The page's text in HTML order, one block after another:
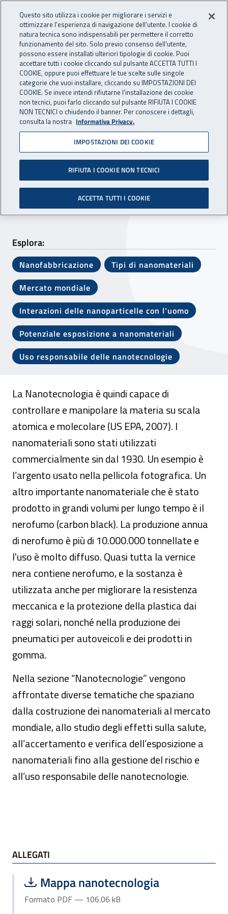
INAIL - Istituto Nazionale
PREVENZIONE
E SICUREZZA
Apri cerca
Navigazione principale
Navigazione - Ti trovi in:
Home Prevenzione E Sicurezza
Come fare per
Conoscere il rischio
Nanotecnologia
Nanotecnologia
La Nanotecnologia si occupa della creazione e
dell'utilizzo di strutture, dispositivi e sistemi
dotati di nuove proprietà e funzioni in scala
nanometrica, approssimativamente da 1 a 100
nanometri (nm).
Esplora:
Nanofabbricazione
Tipi di nanomateriali
Mercato mondiale
Interazioni delle nanoparticelle con l'uomo
Potenziale esposizione a nanomateriali
Uso responsabile delle nanotecnologie
La Nanotecnologia è quindi capace di
controllare e manipolare la materia su scala
atomica e molecolare (US EPA, 2007). I
nanomateriali sono stati utilizzati
commercialmente sin dal 1930. Un esempio è
l’argento usato nella pellicola fotografica. Un
altro importante nanomateriale che è stato
prodotto in grandi volumi per lungo tempo è il
nerofumo (carbon black). La produzione annua
di nerofumo è più di 10.000.000 tonnellate e
l'uso è molto diffuso. Quasi tutta la vernice
nera contiene nerofumo, e la sostanza è
utilizzata anche per migliorare la resistenza
meccanica e la protezione della plastica dai
raggi solari, nonché nella produzione dei
pneumatici per autoveicoli e dei prodotti in
gomma.
Nella sezione “Nanotecnologie” vengono
affrontate diverse tematiche che spaziano
dalla costruzione dei nanomateriali al mercato
mondiale, allo studio degli effetti sulla salute,
all’accertamento e verifica dell’esposizione a
nanomateriali fino alla gestione del rischio e
all’uso responsabile delle nanotecnologie.
ALLEGATI
ALLEGATI
Scarica file:
Mappa nanotecnologia
Formato PDF — Dimensione 106.06 kB
Formato PDF — 106.06 kB
Questo sito utilizza i cookie per migliorare i servizi e
ottimizzare l’esperienza di navigazione dell’utente. I cookie di
natura tecnica sono indispensabili per permettere il corretto
funzionamento del sito. Solo previo consenso dell’utente,
possono essere installati ulteriori tipologie di cookie. Puoi
accettare tutti i cookie cliccando sul pulsante ACCETTA TUTTI I
COOKIE, oppure puoi effettuare le tue scelte sulle singole
categorie che vuoi installare, cliccando su IMPOSTAZIONI DEI
COOKIE. Se invece intendi rifiutarne l’installazione dei cookie
non tecnici, puoi farlo cliccando sul pulsante RIFIUTA I COOKIE
NON TECNICI o chiudendo il banner. Per conoscere i dettagli,
consulta la nostra Informativa Privacy.
IMPOSTAZIONI DEI COOKIE
RIFIUTA I COOKIE NON TECNICI
ACCETTA TUTTI I COOKIE